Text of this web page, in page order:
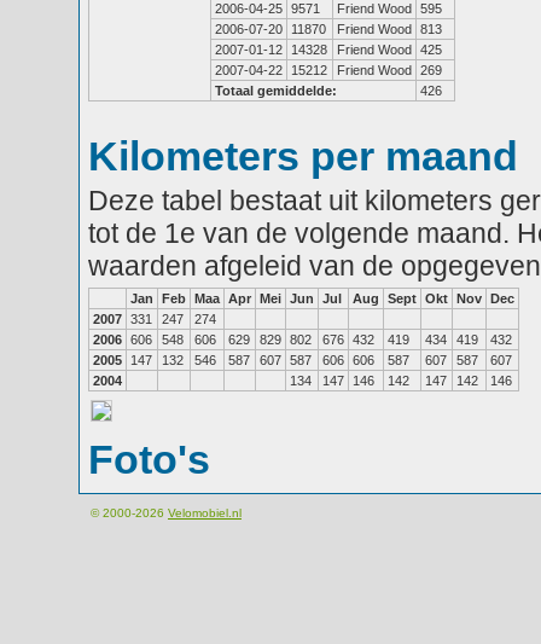
2006-04-25 9571 Friend Wood 595
2006-07-20
11870 Friend Wood 813
2007-01-12
14328 Friend Wood 425
2007-04-22
15212 Friend Wood 269
Totaal gemiddelde:
426
Kilometers per maand
Deze tabel bestaat uit kilometers
tot de 1e van de volgende maand.
waarden afgeleid van de
Jan Feb Maa Apr Mei Jun Jul Aug Sept Okt Nov Dec
2007 331 247
274
2006 606 548 606 629 829 802 676 432 419 434 419
432
2005
147 132 546 587 607 587 606 606 587 607 587
607
2004
134 147 146 142 147 142 146
Foto's
© 2000-2026 Velomobiel.nl